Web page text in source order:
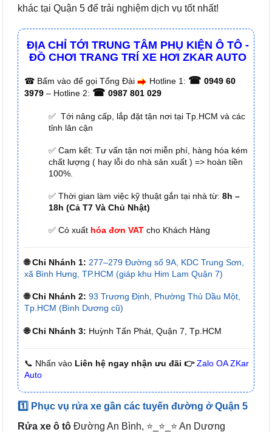
khác tại Quận 5 để trải nghiệm dịch vụ tốt nhất!
ĐỊA CHỈ TỚI TRUNG TÂM PHỤ KIỆN Ô TÔ -
ĐỒ CHƠI TRANG TRÍ XE HƠI ZKAR AUTO
☎ Bấm vào để gọi Tổng Đài Hotline 1: ☎ 0949 60
3979 – Hotline 2: ☎ 0987 801 029
✅ Tới nâng cấp, lắp đặt tận nơi tại Tp.HCM và các
tỉnh lân cận
✅ Cam kết: Tư vấn tận nơi miễn phí, hàng hóa kém
chất lượng ( hay lỗi do nhà sản xuất ) => hoàn tiền
100%.
✅ Thời gian làm việc kỹ thuật gắn tại nhà từ: 8h –
18h (Cả T7 Và Chủ Nhật)
✅ Có xuất hóa đơn VAT cho Khách Hàng
🌐 Chi Nhánh 1: 277–279 Đường số 9A, KDC Trung Sơn,
xã Bình Hưng, TP.HCM (giáp khu Him Lam Quận 7)
🌐 Chi Nhánh 2: 93 Trương Định, Phường Thủ Dầu Một,
Tp.HCM (Bình Dương cũ)
🌐 Chi Nhánh 3: Huỳnh Tấn Phát, Quận 7, Tp.HCM
📞 Nhấn vào Liên hệ ngay nhận ưu đãi 👉 Zalo OA ZKar
Auto
1️⃣ Phục vụ rửa xe gần các tuyến đường ở Quận 5
Rửa xe ô tô Đường An Bình, ⭐_⭐_⭐ An Dương